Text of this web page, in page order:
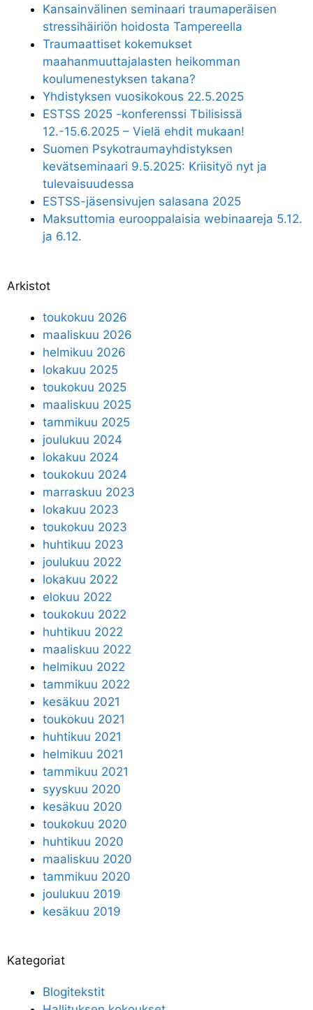
Kansainvälinen seminaari traumaperäisen
stressihäiriön hoidosta Tampereella
Traumaattiset kokemukset
maahanmuuttajalasten heikomman
koulumenestyksen takana?
Yhdistyksen vuosikokous 22.5.2025
ESTSS 2025 -konferenssi Tbilisissä
12.-15.6.2025 – Vielä ehdit mukaan!
Suomen Psykotraumayhdistyksen
kevätseminaari 9.5.2025: Kriisityö nyt ja
tulevaisuudessa
ESTSS-jäsensivujen salasana 2025
Maksuttomia eurooppalaisia webinaareja 5.12.
ja 6.12.
Arkistot
toukokuu 2026
maaliskuu 2026
helmikuu 2026
lokakuu 2025
toukokuu 2025
maaliskuu 2025
tammikuu 2025
joulukuu 2024
lokakuu 2024
toukokuu 2024
marraskuu 2023
lokakuu 2023
toukokuu 2023
huhtikuu 2023
joulukuu 2022
lokakuu 2022
elokuu 2022
toukokuu 2022
huhtikuu 2022
maaliskuu 2022
helmikuu 2022
tammikuu 2022
kesäkuu 2021
toukokuu 2021
huhtikuu 2021
helmikuu 2021
tammikuu 2021
syyskuu 2020
kesäkuu 2020
toukokuu 2020
huhtikuu 2020
maaliskuu 2020
tammikuu 2020
joulukuu 2019
kesäkuu 2019
Kategoriat
Blogitekstit